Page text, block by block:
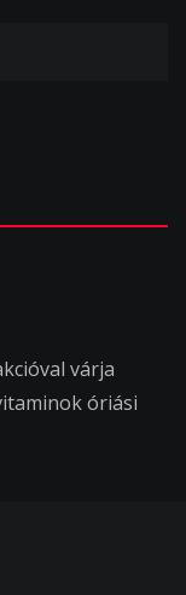
várja
óriási